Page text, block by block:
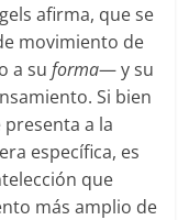
afirma, que se
movimiento de
a suforma— y su
Si bien
a la
específica, es
que
más amplio de